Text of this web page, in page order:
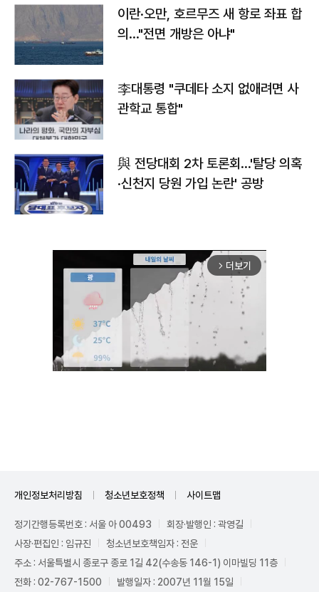
이란·오만, 호르무즈 새 항로 좌표 합
의…"전면 개방은 아냐"
李대통령 "쿠데타 소지 없애려면 사
관학교 통합"
與 전당대회 2차 토론회…'탈당 의혹
·신천지 당원 가입 논란' 공방
arrow_forward_ios 더보기
개인정보처리방침 청소년보호정책 사이트맵
정기간행등록번호 : 서울 아 00493
회장·발행인 : 곽영길
사장·편집인 : 임규진
청소년보호책임자 : 전운
주소 : 서울특별시 종로구 종로 1길 42(수송동 146-1) 이마빌딩 11층
전화 : 02-767-1500
발행일자 : 2007년 11월 15일